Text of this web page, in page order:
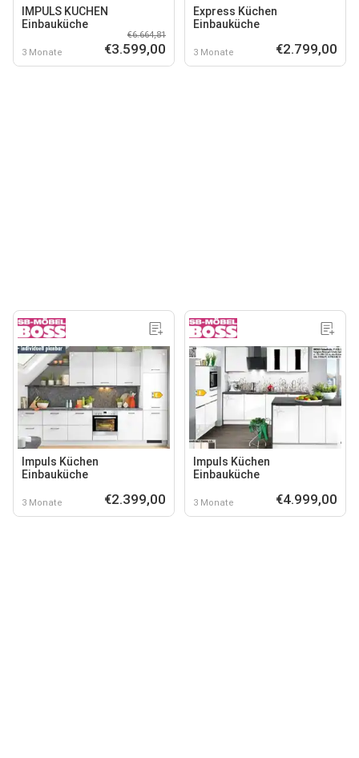
IMPULS KUCHEN
Einbauküche
3 Monate
€6.664,81
€3.599,00
Express Küchen
Einbauküche
3 Monate €2.799,00
Impuls Küchen
Einbauküche
3 Monate €2.399,00
Impuls Küchen
Einbauküche
3 Monate €4.999,00